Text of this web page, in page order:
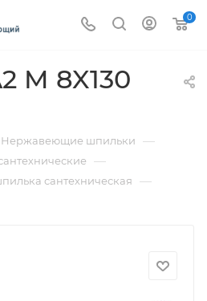
0
M 8X130
Нержавеющие шпильки —
—
сантехническая —